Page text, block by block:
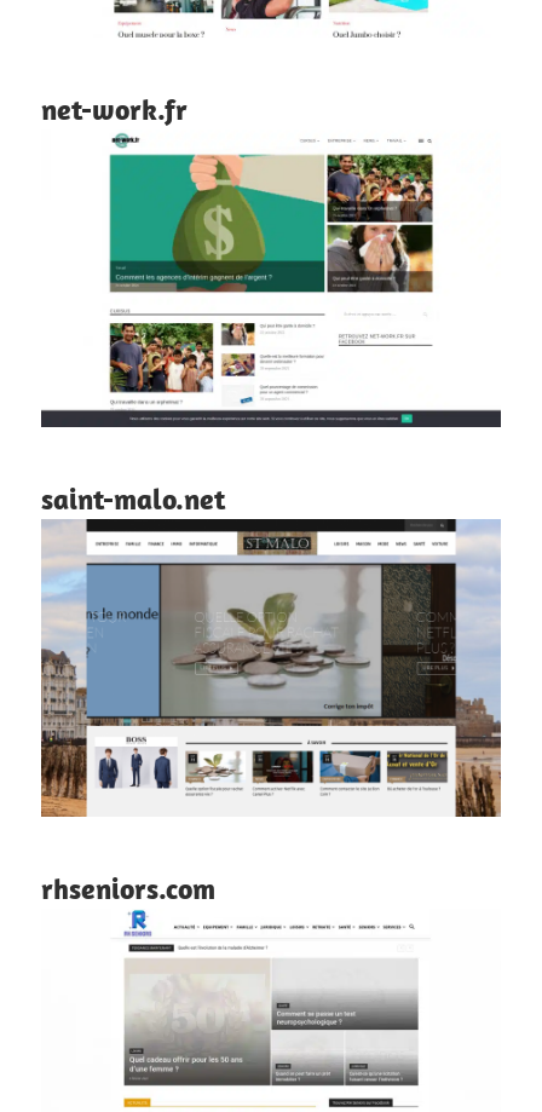
net-work.fr
saint-malo.net
rhseniors.com